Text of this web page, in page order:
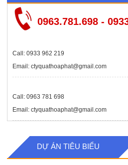
0963.781.698 -
Call: 0933 962 219
Email: ctyquathoaphat@gmail.com
Call: 0963 781 698
Email: ctyquathoaphat@gmail.com
DỰ ÁN TIÊU BIỂU